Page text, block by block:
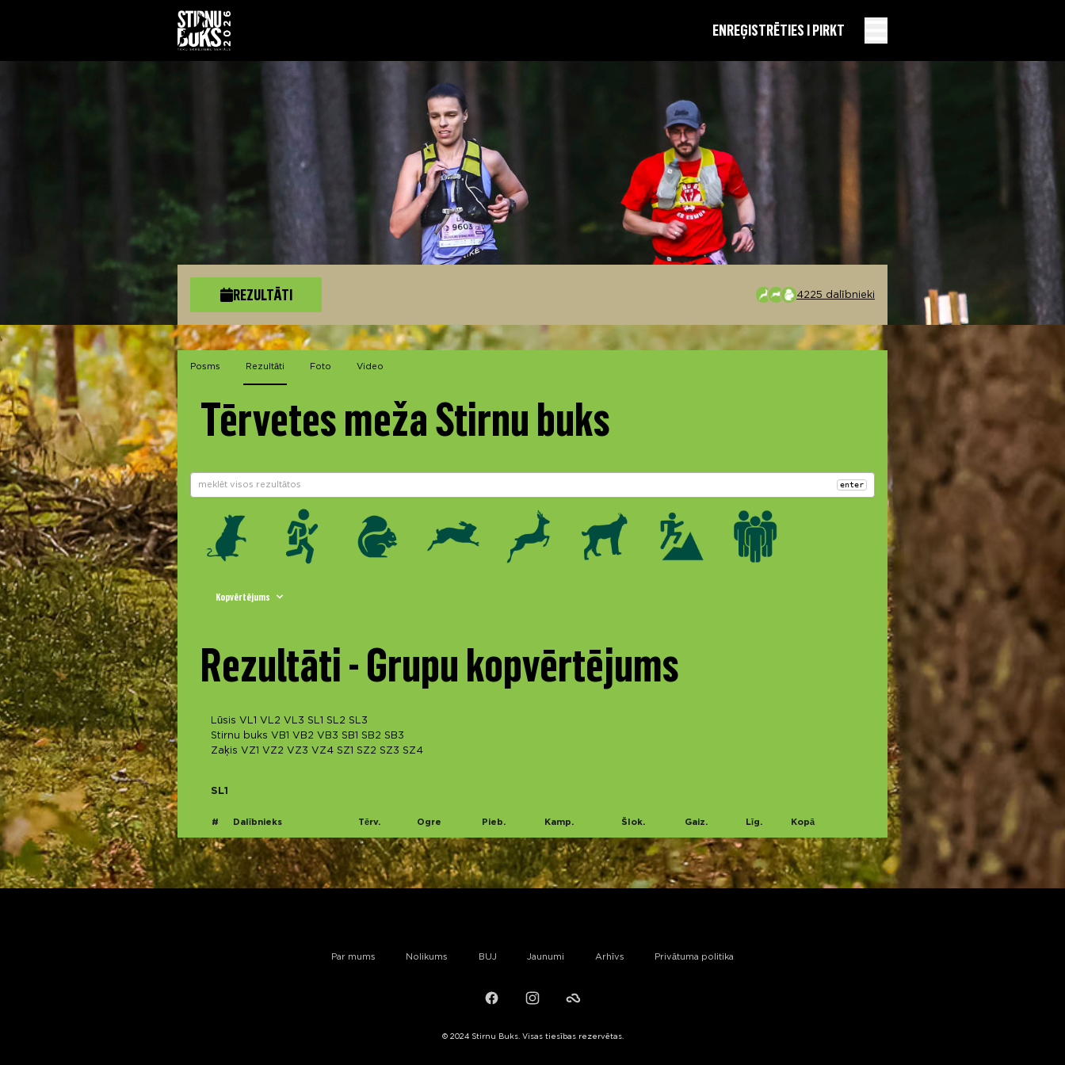
ENREĢISTRĒTIES I PIRKT
REZULTĀTI 4225 dalībnieki
Posms Rezultāti Foto Video
Tērvetes meža Stirnu buks
enter
Kopvērtējums
Rezultāti - Grupu kopvērtējums
Lūsis VL1 VL2 VL3 SL1 SL2 SL3
Stirnu buks VB1 VB2 VB3 SB1 SB2 SB3
Zaķis VZ1 VZ2 VZ3 VZ4 SZ1 SZ2 SZ3 SZ4
SL1
# Dalībnieks Tērv. Ogre Pieb. Kamp. Šlok. Gaiz. Līg. Kopā
Par mums Nolikums BUJ Jaunumi Arhīvs Privātuma politika
FacebookInstagramFailiem.lv
© 2024 Stirnu Buks. Visas tiesības rezervētas.